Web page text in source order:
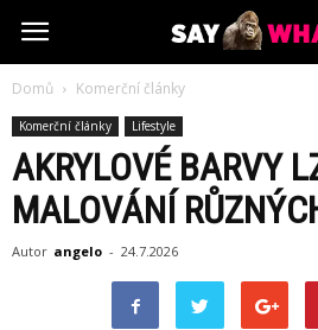
Domů Komerční články
Komerční články Lifestyle
AKRYLOVÉ BARVY
MALOVÁNÍ
Autor angelo - 24.7.2026